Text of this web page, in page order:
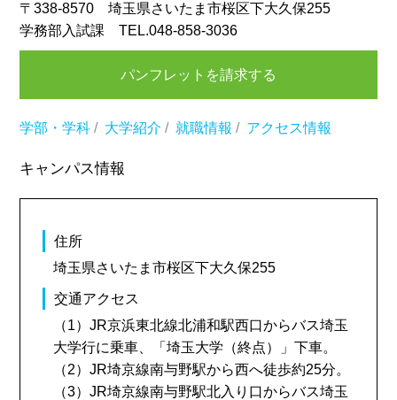
〒338-8570 埼玉県さいたま市桜区下大久保255
学務部入試課 TEL.048-858-3036
パンフレットを請求する
学部・学科 / 大学紹介 / 就職情報 / アクセス情報
キャンパス情報
住所
埼玉県さいたま市桜区下大久保255
交通アクセス
（1）JR京浜東北線北浦和駅西口からバス埼玉
大学行に乗車、「埼玉大学（終点）」下車。
（2）JR埼京線南与野駅から西へ徒歩約25分。
（3）JR埼京線南与野駅北入り口からバス埼玉